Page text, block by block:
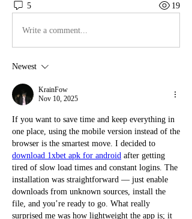
5 19
Write a comment...
Newest
KrainFow
Nov 10, 2025
If you want to save time and keep everything in
one place, using the mobile version instead of the
download 1xbet apk for android after getting
tired of slow load times and constant logins. The
installation was straightforward — just enable
downloads from unknown sources, install the
file, and you’re ready to go. What really
surprised me was how lightweight the app is; it